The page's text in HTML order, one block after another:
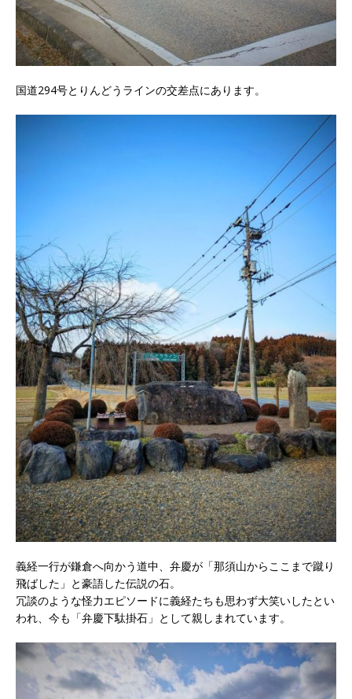
国道294号とりんどうラインの交差点にあります。
義経一行が鎌倉へ向かう道中、弁慶が「那須山からここまで蹴り
飛ばした」と豪語した伝説の石。
冗談のような怪力エピソードに義経たちも思わず大笑いしたとい
われ、今も「弁慶下駄掛石」として親しまれています。